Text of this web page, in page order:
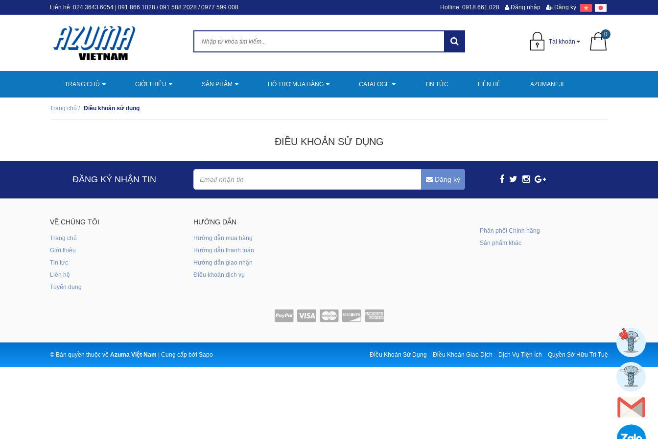
Liên hệ: 024 3643 6054 091 866 1028 / 091 588 2028 / 0977 599 008 Hotline: 0918.661.028 Đăng nhập Đăng ký
Tài khoản
0
TRANG CHỦ GIỚI THIỆU SẢN PHẨM HỖ TRỢ MUA HÀNG CATALOGE TIN TỨC LIÊN HỆ AZUMANEJI
Trang chủ / Điều khoản sử dụng
ĐIỀU KHOẢN SỬ DỤNG
ĐĂNG KÝ NHẬN TIN Đăng ký
VỀ CHÚNG TÔI
Trang chủ
Giới thiệu
Tin tức
Liên hệ
Tuyển dụng
HƯỚNG DẪN
Hướng dẫn mua hàng
Hướng dẫn thanh toán
Hướng dẫn giao nhận
Điều khoản dịch vụ
Phân phối Chính hãng
Sản phẩm khác
© Bản quyền thuộc về Azuma Việt Nam Cung cấp bởi Sapo Điều Khoản Sử Dụng Điều Khoản Giao Dịch Dịch Vụ Tiện Ích Quyền Sở Hữu Trí Tuệ